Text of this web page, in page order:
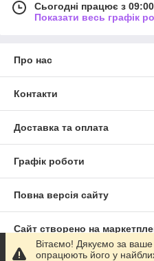
Сьогодні працює з
Показати весь графік
Про нас
Контакти
Доставка та оплата
Графік роботи
Повна версія сайту
Сайт створено на
Вітаємо! Дякуємо за
опрацюють його у